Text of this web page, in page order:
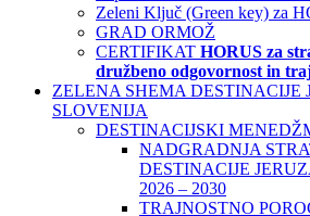
Zeleni Ključ (Green key) za
GRAD ORMOŽ
CERTIFIKAT HORUS za
družbeno odgovornost in
ZELENA SHEMA DESTINACIJE
SLOVENIJA
DESTINACIJSKI
NADGRADNJA
DESTINACIJE
2026 – 2030
TRAJNOSTNO